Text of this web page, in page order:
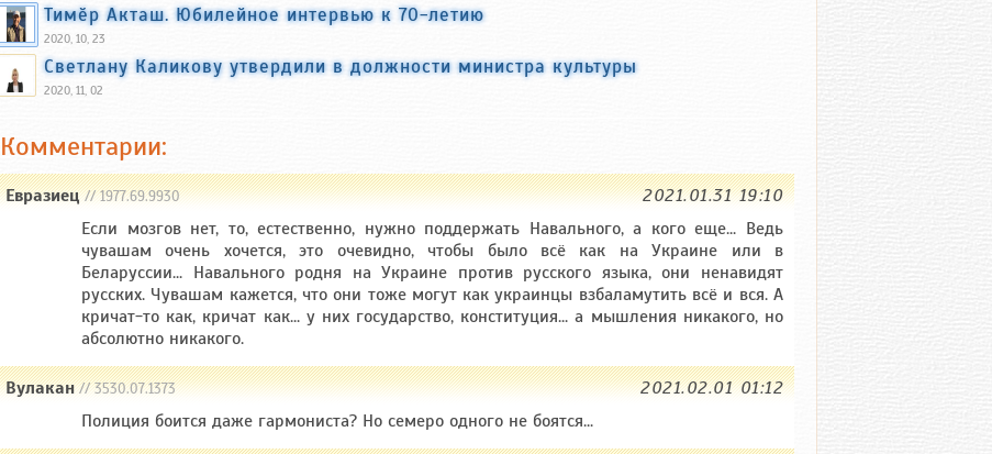
Тимӗр Акташ. Юбилейное интервью к 70-летию
2020, 10, 23
Светлану Каликову утвердили в должности министра культуры
2020, 11, 02
Комментарии:
Евразиец// 1977.69.9930
2021.01.31 19:10
Если мозгов нет, то, естественно, нужно поддержать Навального, а кого еще... Ведь
чувашам очень хочется, это очевидно, чтобы было всё как на Украине или в
Беларуссии... Навального родня на Украине против русского языка, они ненавидят
русских. Чувашам кажется, что они тоже могут как украинцы взбаламутить всё и вся. А
кричат-то как, кричат как... у них государство, конституция... а мышления никакого, но
абсолютно никакого.
Вулакан// 3530.07.1373
2021.02.01 01:12
Полиция боится даже гармониста? Но семеро одного не боятся...